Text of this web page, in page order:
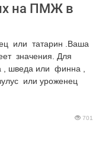
на ПМЖ в
или татарин .Ваша
значения. Для
, шведа или финна ,
или уроженец
701